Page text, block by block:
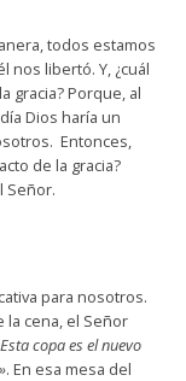
todos estamos
nos libertó. Y, ¿cuál
gracia? Porque, al
Dios haría un
Entonces,
de la gracia?
Señor.
para nosotros.
cena, el Señor
copa es el nuevo
. En esa mesa del